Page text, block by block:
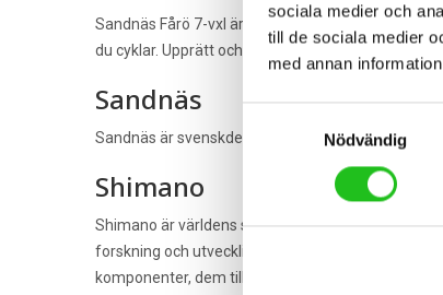
sociala medier och
till de sociala medier
med annan
Nödvändig
Sandnäs Fårö 7-vxl är en 28″ klassisk damcykel
du cyklar. Upprätt och bekvämt körställning och
Sandnäs
Sandnäs är svenskdesignade cyklar som är
Shimano
Shimano är världens största tillverkare av
forskning och utveckling, har shimano några av
komponenter, dem tillverkar även Shimano